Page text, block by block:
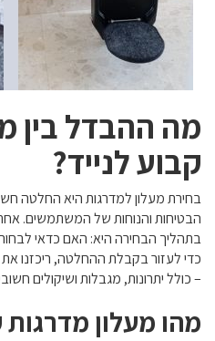
מה ההבדל בין
קבוע לנייד?
בחירת מעלון למדרגות היא החלטה
הבטיחות והנוחות של המשתמשים.
בתהליך הבחירה היא: האם כדאי לבחור
כדי לעזור בקבלת ההחלטה, ריכזנו את
– כולל יתרונות, מגבלות ושיקולים
מהו מעלון